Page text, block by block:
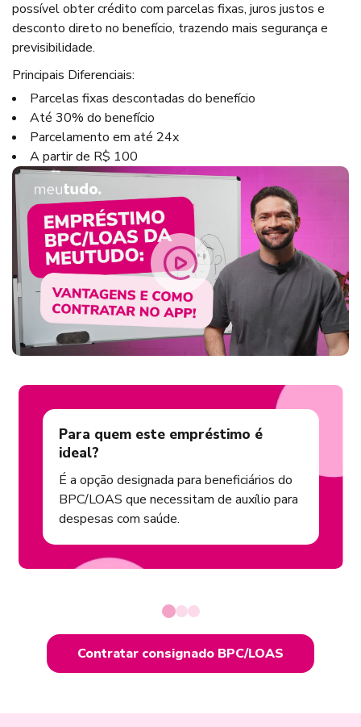
possível obter crédito com parcelas fixas, juros justos e
desconto direto no benefício, trazendo mais segurança e
previsibilidade.
Principais Diferenciais:
Parcelas fixas descontadas do benefício
Até 30% do benefício
Parcelamento em até 24x
A partir de R$ 100
Para quem este empréstimo é
ideal?
É a opção designada para beneficiários do
BPC/LOAS que necessitam de auxílio para
despesas com saúde.
Contratar consignado BPC/LOAS